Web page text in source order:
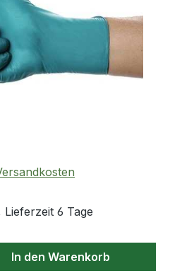
Lieferzeit 6 Tage
den
In den Warenkorb